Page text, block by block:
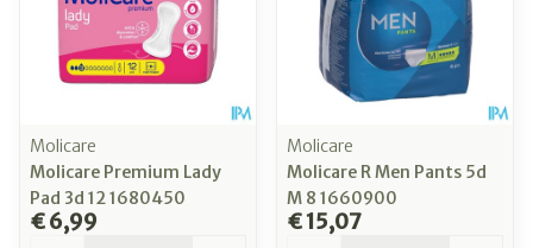
Molicare
Molicare Premium Lady
Pad 3d 12 1680450
€ 6,99
Molicare
Molicare R Men Pants 5d
M 8 1660900
€ 15,07